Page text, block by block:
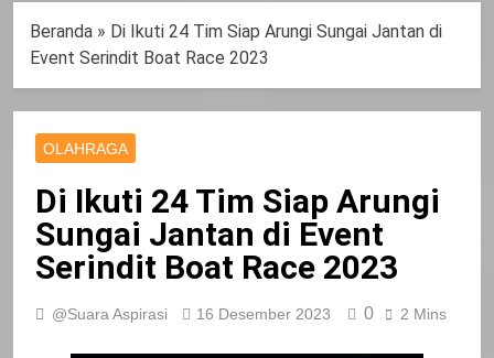
Beranda »
Di Ikuti 24 Tim Siap Arungi Sungai Jantan di
OLAHRAGA
Di Ikuti 24 Tim Siap Arungi
Sungai Jantan di Event
Serindit Boat Race 2023